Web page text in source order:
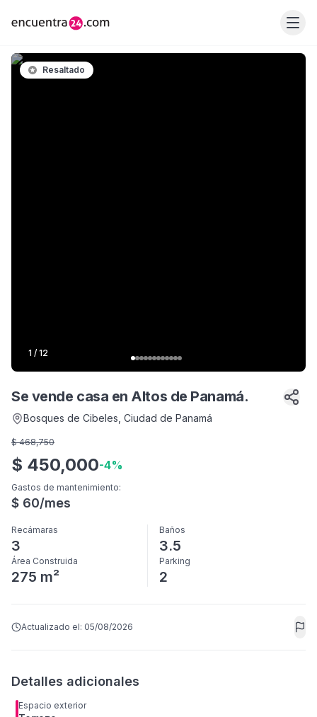
Resaltado
1 / 12
Se vende casa en Altos de Panamá.
Bosques de Cibeles , Ciudad de Panamá
$ 468,750
$ 450,000-4%
Gastos de mantenimiento:
$ 60/mes
Recámaras
3
Baños
3.5
Área Construida
275 m²
Parking
2
Actualizado el: 05/08/2026
Detalles adicionales
Espacio exterior